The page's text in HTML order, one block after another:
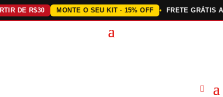
R$30 MONTE O SEU KIT · 15% OFF FRETE GRÁTIS